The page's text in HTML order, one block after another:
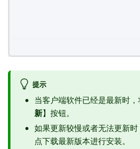
提示
当客户端软件已经是最新时
新】按钮。
如果更新较慢或者无法更新
点下载最新版本进行安装。